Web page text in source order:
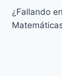
de
¿Fallando en